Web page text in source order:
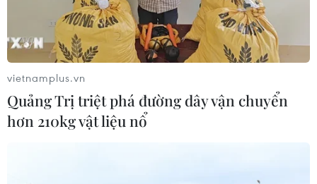
vietnamplus.vn
Quảng Trị triệt phá đường dây vận chuyển
hơn 210kg vật liệu nổ